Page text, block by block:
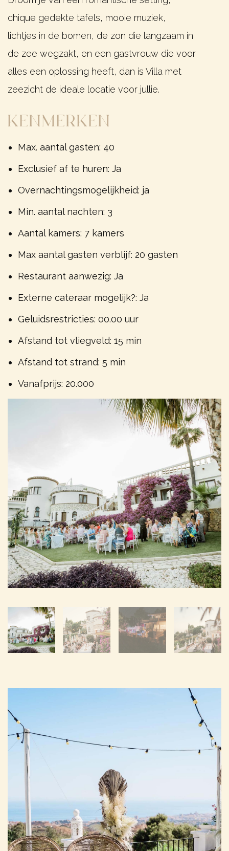
chique gedekte tafels, mooie muziek,
lichtjes in de bomen, de zon die langzaam in
de zee wegzakt, en een gastvrouw die voor
alles een oplossing heeft, dan is Villa met
zeezicht de ideale locatie voor jullie.
Kenmerken
Max. aantal gasten: 40
Exclusief af te huren: Ja
Overnachtingsmogelijkheid: ja
Min. aantal nachten: 3
Aantal kamers: 7 kamers
Max aantal gasten verblijf: 20 gasten
Restaurant aanwezig: Ja
Externe cateraar mogelijk?: Ja
Geluidsrestricties: 00.00 uur
Afstand tot vliegveld: 15 min
Afstand tot strand: 5 min
Vanafprijs: 20.000